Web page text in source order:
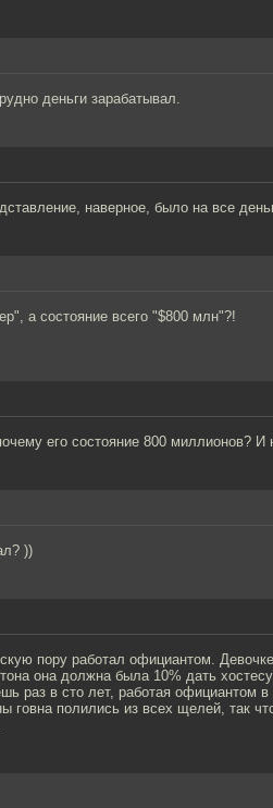
деньги зарабатывал.
наверное, было на все
а состояние всего "$800 млн"?!
его состояние 800 миллионов? И
))
пору работал официантом.
она должна была 10% дать
раз в сто лет, работая официантом
говна полились из всех щелей, так